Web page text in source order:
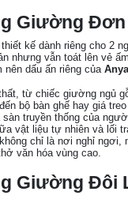
Giường Đơn
kế dành riêng cho 2
nhưng vẫn toát lên vẻ
nên dấu ấn riêng của
từ chiếc giường ngủ
bộ bàn ghế hay giá
sàn truyền thống của
vật liệu tự nhiên và lối
chỉ là nơi nghỉ ngơi,
văn hóa vùng cao.
Giường Đôi